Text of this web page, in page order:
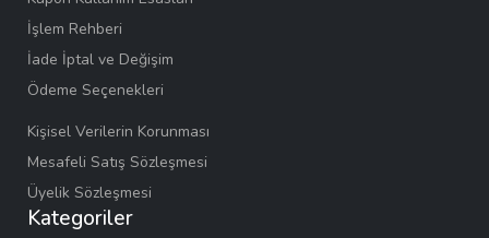
İşlem Rehberi
İade İptal ve Değişim
Ödeme Seçenekleri
Kişisel Verilerin Korunması
Mesafeli Satış Sözleşmesi
Üyelik Sözleşmesi
Kategoriler